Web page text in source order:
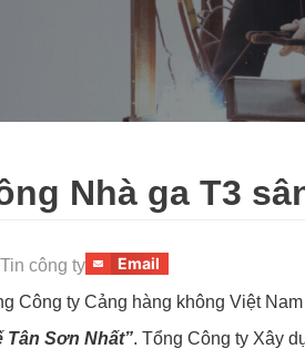
Nhà ga T3
Tin công ty Email
Công ty Cảng hàng không Việt
Sơn Nhất”. Tổng Công ty Xây